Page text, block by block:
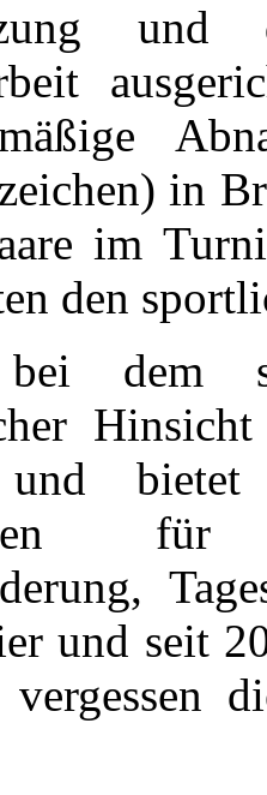
in
im
den
dem
bietet
und seit